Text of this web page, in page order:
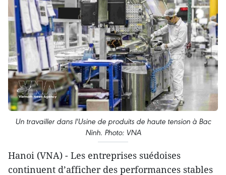
Un travailler dans l'Usine de produits de haute tension à Bac
Ninh. Photo: VNA
Hanoi (VNA) - Les entreprises suédoises
continuent d’afficher des performances stables